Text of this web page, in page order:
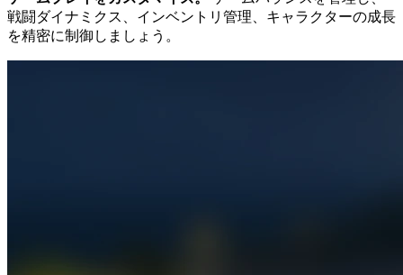
戦闘ダイナミクス、インベントリ管理、キャラクターの成長
を精密に制御しましょう。